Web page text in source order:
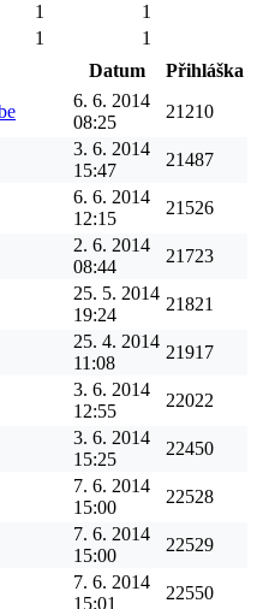
1
1
1
1
Datum
Přihláška
6. 6. 2014
08:25
21210
3. 6. 2014
15:47
21487
6. 6. 2014
12:15
21526
2. 6. 2014
08:44
21723
25. 5. 2014
19:24
21821
25. 4. 2014
11:08
21917
3. 6. 2014
12:55
22022
3. 6. 2014
15:25
22450
7. 6. 2014
15:00
22528
7. 6. 2014
15:00
22529
7. 6. 2014
15:01
22550